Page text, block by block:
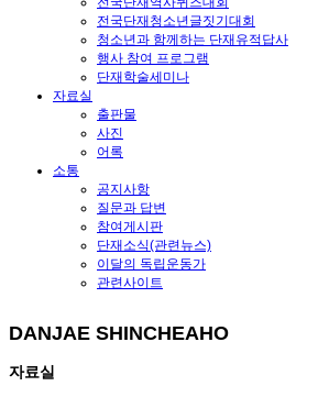
전국단재청소년글짓기대회
청소년과 함께하는 단재유적답사
행사 참여 프로그램
단재학술세미나
자료실
출판물
사진
어록
소통
공지사항
질문과 답변
참여게시판
단재소식(관련뉴스)
이달의 독립운동가
관련사이트
DANJAE SHINCHEAHO
자료실